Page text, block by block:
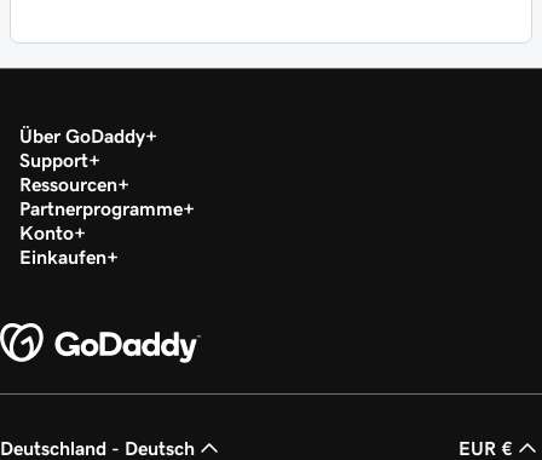
Über GoDaddy
Support
Ressourcen
Partnerprogramme
Konto
Einkaufen
Deutschland - Deutsch EUR €